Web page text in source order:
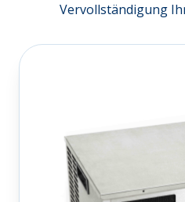
Vervollständigung